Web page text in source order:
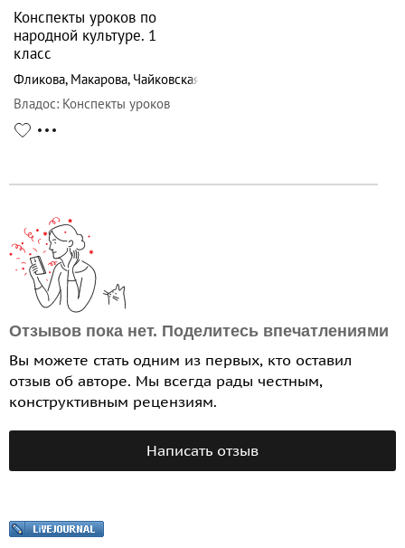
Конспекты уроков по
народной культуре. 1
класс
Фликова, Макарова, Чайковская
Владос: Конспекты уроков
Отзывов пока нет. Поделитесь впечатлениями
Вы можете стать одним из первых, кто оставил
отзыв об авторе. Мы всегда рады честным,
конструктивным рецензиям.
Написать отзыв